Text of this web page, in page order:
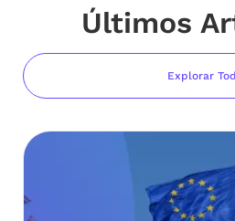
Últimos
Explorar